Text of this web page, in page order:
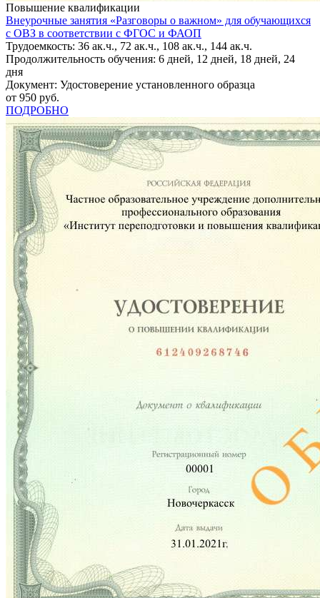
Повышение квалификации
Внеурочные занятия «Разговоры о важном» для обучающихся
с ОВЗ в соответствии с ФГОС и ФАОП
Трудоемкость: 36 ак.ч., 72 ак.ч., 108 ак.ч., 144 ак.ч.
Продолжительность обучения: 6 дней, 12 дней, 18 дней, 24
дня
Документ: Удостоверение установленного образца
от 950 руб.
ПОДРОБНО